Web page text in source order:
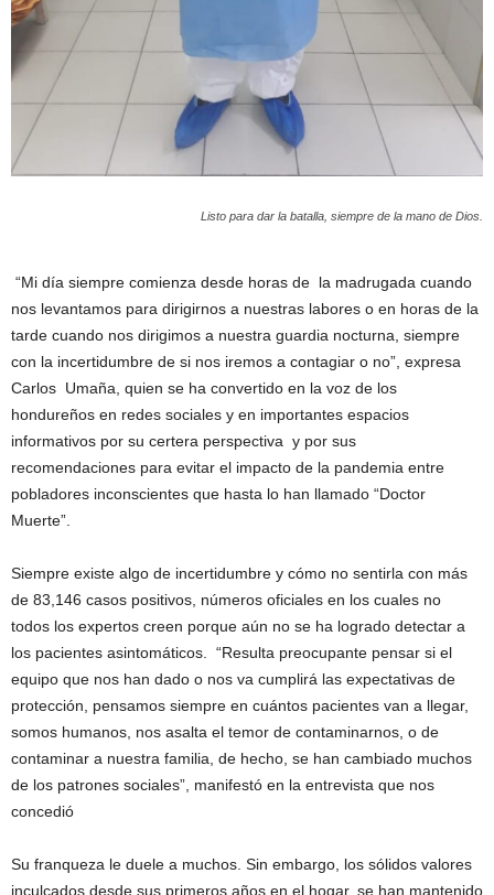
Listo para dar la batalla, siempre de la mano de Dios.
“Mi día siempre comienza desde horas de la madrugada cuando
nos levantamos para dirigirnos a nuestras labores o en horas de la
tarde cuando nos dirigimos a nuestra guardia nocturna, siempre
con la incertidumbre de si nos iremos a contagiar o no”, expresa
Carlos Umaña, quien se ha convertido en la voz de los
hondureños en redes sociales y en importantes espacios
informativos por su certera perspectiva y por sus
recomendaciones para evitar el impacto de la pandemia entre
pobladores inconscientes que hasta lo han llamado “Doctor
Muerte”.
Siempre existe algo de incertidumbre y cómo no sentirla con más
de 83,146 casos positivos, números oficiales en los cuales no
todos los expertos creen porque aún no se ha logrado detectar a
los pacientes asintomáticos. “Resulta preocupante pensar si el
equipo que nos han dado o nos va cumplirá las expectativas de
protección, pensamos siempre en cuántos pacientes van a llegar,
somos humanos, nos asalta el temor de contaminarnos, o de
contaminar a nuestra familia, de hecho, se han cambiado muchos
de los patrones sociales”, manifestó en la entrevista que nos
concedió
Su franqueza le duele a muchos. Sin embargo, los sólidos valores
inculcados desde sus primeros años en el hogar, se han mantenido